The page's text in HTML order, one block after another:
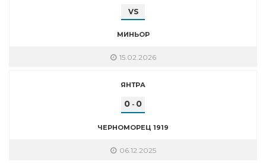
VS
МИНЬОР
15.02.2026
ЯНТРА
0 - 0
ЧЕРНОМОРЕЦ 1919
06.12.2025